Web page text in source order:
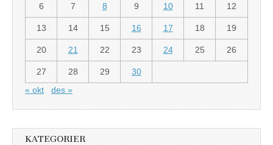
6 7 8 9 10 11 12
13 14 15 16 17 18 19
20 21 22 23 24 25 26
27 28 29
30
« okt
des »
KATEGORIER